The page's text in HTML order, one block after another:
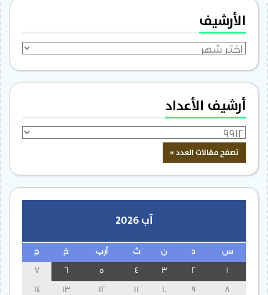
الأرشيف
الأرشيف
أرشيف الأعداد
آب 2026
س ن ث أرب خ ج
3
13
14